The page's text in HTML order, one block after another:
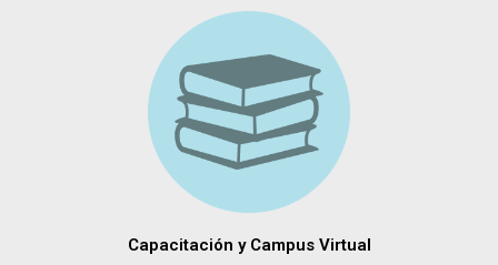
Capacitación y Campus Virtual